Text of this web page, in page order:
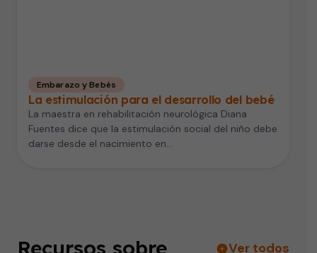
Embarazo y Bebés
La estimulación para el desarrollo del bebé
La maestra en rehabilitación neurológica Diana
Fuentes dice que la estimulación social del niño debe
darse desde el nacimiento en…
Recursos sobre
Ver todos